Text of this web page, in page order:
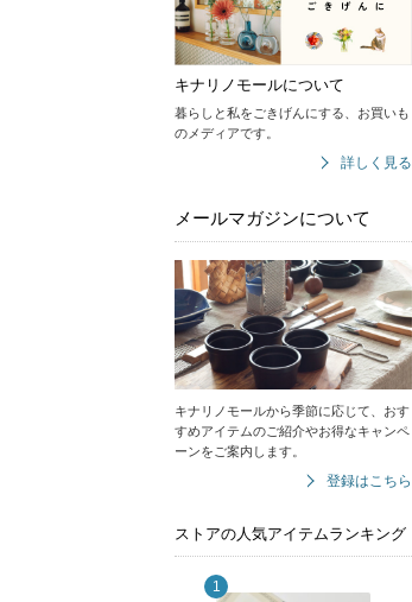
キナリノモールについて
暮らしと私をごきげんにする、お買いも
のメディアです。
詳しく見る
メールマガジンについて
キナリノモールから季節に応じて、おす
すめアイテムのご紹介やお得なキャンペ
ーンをご案内します。
登録はこちら
ストアの人気アイテムランキング